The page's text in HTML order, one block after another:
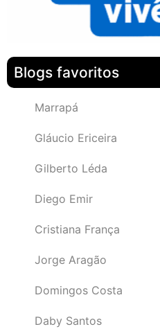
Blogs favoritos
Marrapá
Gláucio Ericeira
Gilberto Léda
Diego Emir
Cristiana França
Jorge Aragão
Domingos Costa
Daby Santos